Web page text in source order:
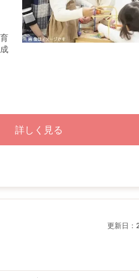
詳しく見る
更新日：